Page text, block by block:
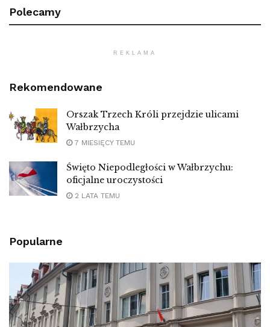
Polecamy
REKLAMA
Rekomendowane
Orszak Trzech Króli przejdzie ulicami
Wałbrzycha
7 MIESIĘCY TEMU
Święto Niepodległości w Wałbrzychu:
oficjalne uroczystości
2 LATA TEMU
Popularne